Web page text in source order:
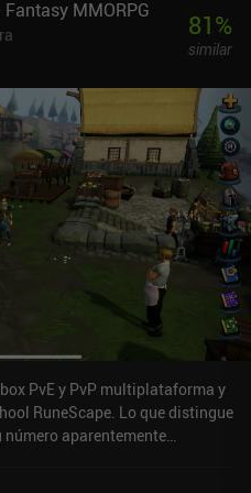
MMORPG 81%
similar
PvE y PvP multiplataforma y
RuneScape. Lo que distingue
número aparentemente